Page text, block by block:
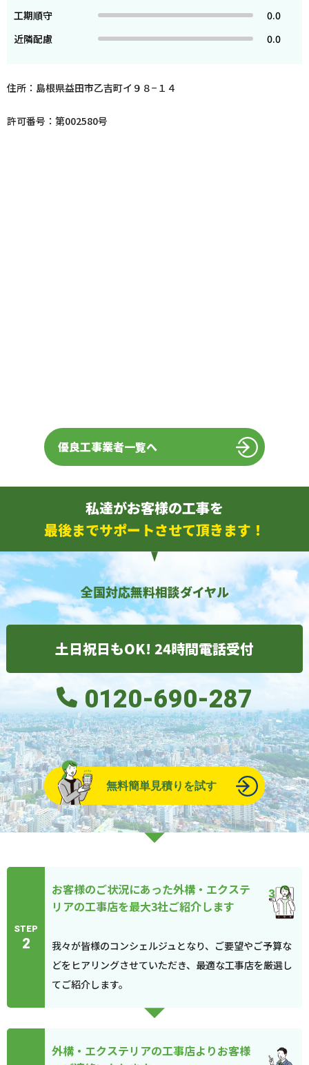
工期順守
0.0
近隣配慮
0.0
住所：島根県益田市乙吉町イ９８−１４
許可番号：第002580号
優良工事業者一覧へ
私達がお客様の工事を
最後までサポートさせて頂きます！
全国対応無料相談ダイヤル
土日祝日もOK! 24時間電話受付
0120-690-287
無料簡単見積りを試す
STEP
2
お客様のご状況にあった外構・エクステ
リアの工事店を最大3社ご紹介します
我々が皆様のコンシェルジュとなり、ご要望やご予算な
どをヒアリングさせていただき、最適な工事店を厳選し
てご紹介します。
外構・エクステリアの工事店よりお客様